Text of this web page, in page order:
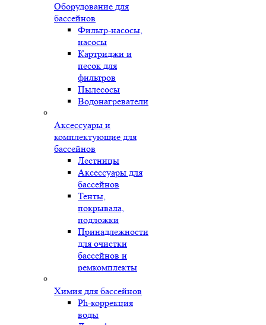
Оборудование для
бассейнов
Фильтр-насосы,
насосы
Картриджи и
песок для
фильтров
Пылесосы
Водонагреватели
Аксессуары и
комплектующие для
бассейнов
Лестницы
Аксессуары для
бассейнов
Тенты,
покрывала,
подложки
Принадлежности
для очистки
бассейнов и
ремкомплекты
Химия для бассейнов
Ph-коррекция
воды